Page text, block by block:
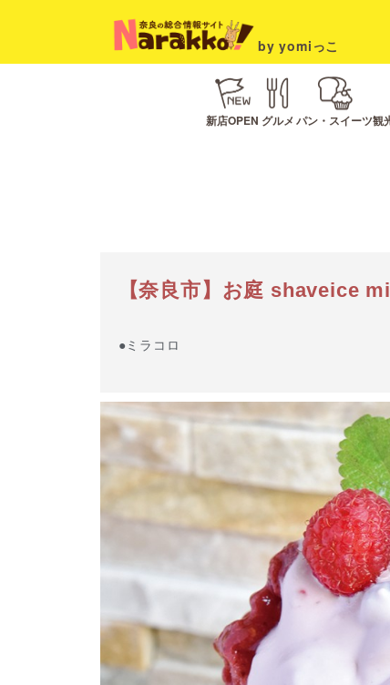
by yomiっこ
新店OPEN グルメ パン・スイーツ観
【奈良市】お庭 shaveice
●ミラコロ